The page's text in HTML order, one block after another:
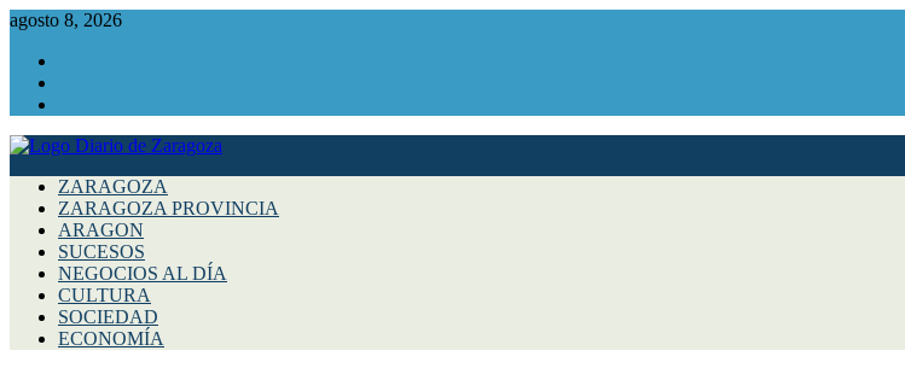
agosto 8, 2026
ZARAGOZA
ZARAGOZA PROVINCIA
ARAGON
SUCESOS
NEGOCIOS AL DÍA
CULTURA
SOCIEDAD
ECONOMÍA